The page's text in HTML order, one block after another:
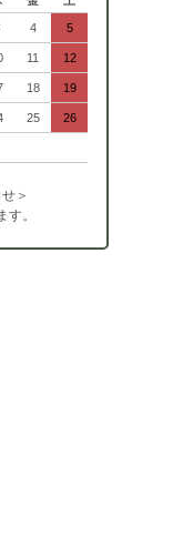
4 5
11 12
18 19
25 26
＞
。